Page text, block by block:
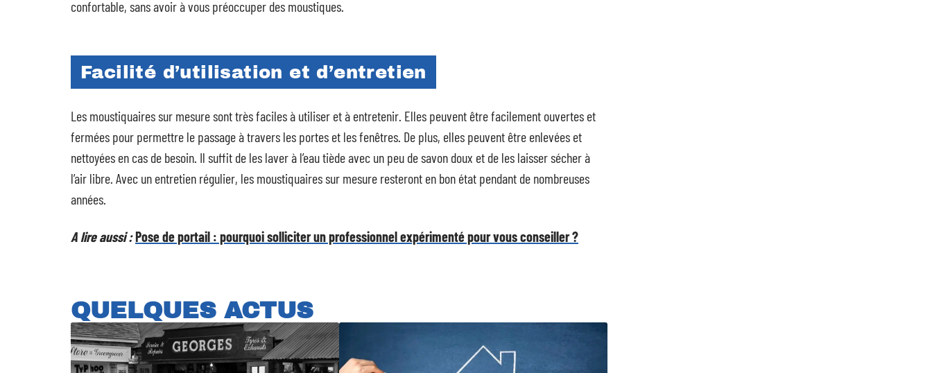
confortable, sans avoir à vous préoccuper des moustiques.
Facilité d’utilisation et d’entretien
Les moustiquaires sur mesure sont très faciles à utiliser et à entretenir. Elles peuvent être facilement ouvertes et
fermées pour permettre le passage à travers les portes et les fenêtres. De plus, elles peuvent être enlevées et
nettoyées en cas de besoin. Il suffit de les laver à l’eau tiède avec un peu de savon doux et de les laisser sécher à
l’air libre. Avec un entretien régulier, les moustiquaires sur mesure resteront en bon état pendant de nombreuses
années.
A lire aussi :Pose de portail : pourquoi solliciter un professionnel expérimenté pour vous conseiller ?
QUELQUES ACTUS